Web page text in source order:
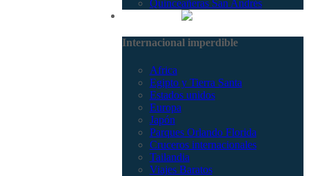
Quinceañeras San Andrés
Internacional imperdible
Africa
Egipto y Tierra Santa
Estados unidos
Europa
Japón
Parques Orlando Florida
Cruceros internacionales
Tailandia
Viajes Baratos